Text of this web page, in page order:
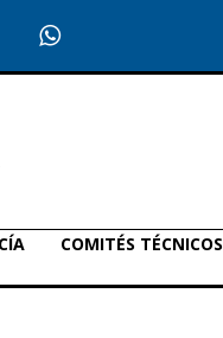
COMITÉS TÉCNICOS